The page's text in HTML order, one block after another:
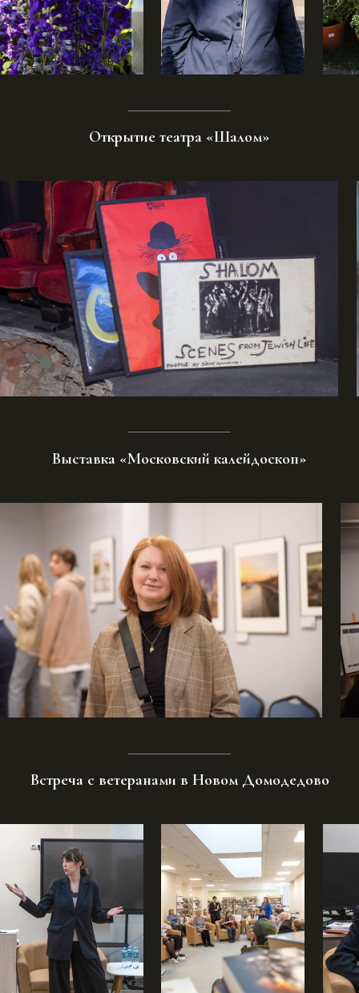
Открытие театра «Шалом»
Выставка «Московский калейдоскоп»
Встреча с ветеранами в Новом Домодедово